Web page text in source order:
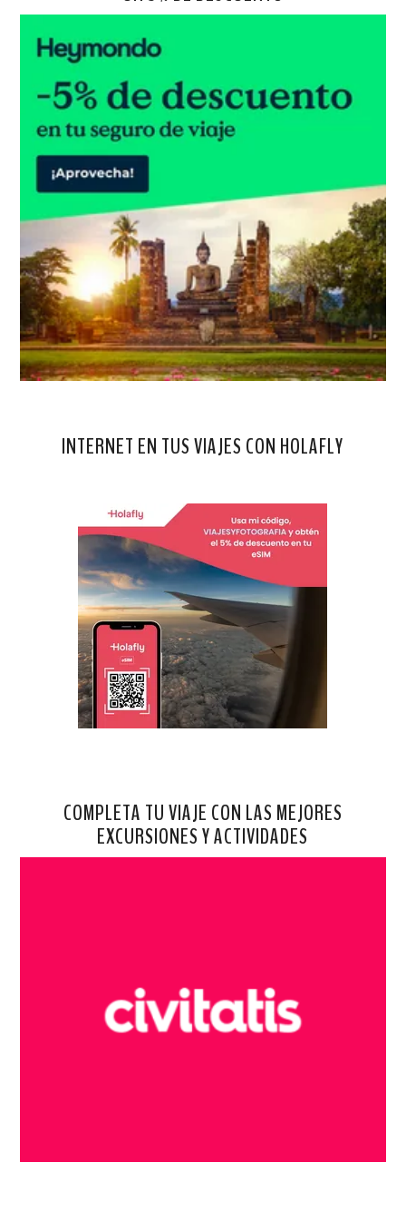
INTERNET EN TUS VIAJES CON HOLAFLY
COMPLETA TU VIAJE CON LAS MEJORES
EXCURSIONES Y ACTIVIDADES